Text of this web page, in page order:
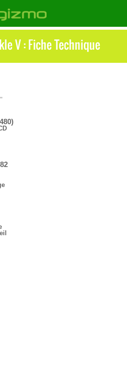
V : Fiche Technique